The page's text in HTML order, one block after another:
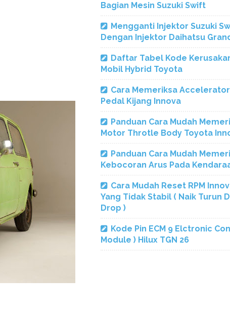
Bagian Mesin Suzuki Swift
Mengganti Injektor Suzuki
Dengan Injektor Daihatsu
Daftar Tabel Kode
Mobil Hybrid Toyota
Cara Memeriksa Accelerator
Pedal Kijang Innova
Panduan Cara Mudah
Motor Throtle Body Toyota
Panduan Cara Mudah
Kebocoran Arus Pada
Cara Mudah Reset RPM
Yang Tidak Stabil ( Naik Turun
Drop )
Kode Pin ECM 9 Elctronic
Module ) Hilux TGN 26